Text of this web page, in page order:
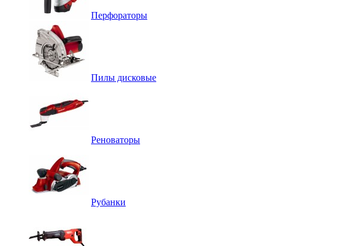
Перфораторы
Пилы дисковые
Реноваторы
Рубанки